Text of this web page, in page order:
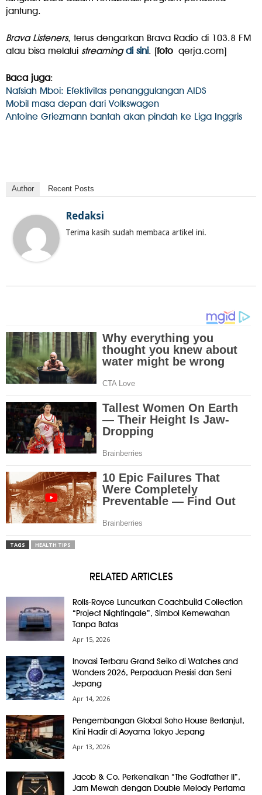
jantung.
Brava Listeners, terus dengarkan Brava Radio di 103.8 FM
atau bisa melalui streaming di sini. [foto qerja.com]
Baca juga:
Nafsiah Mboi: Efektivitas penanggulangan AIDS
Mobil masa depan dari Volkswagen
Antoine Griezmann bantah akan pindah ke Liga Inggris
Author Recent Posts
Redaksi
Terima kasih sudah membaca artikel ini.
TAGS HEALTH TIPS
RELATED ARTICLES
Rolls-Royce Luncurkan Coachbuild Collection
“Project Nightingale”, Simbol Kemewahan
Tanpa Batas
Apr 15, 2026
Inovasi Terbaru Grand Seiko di Watches and
Wonders 2026, Perpaduan Presisi dan Seni
Jepang
Apr 14, 2026
Pengembangan Global Soho House Berlanjut,
Kini Hadir di Aoyama Tokyo Jepang
Apr 13, 2026
Jacob & Co. Perkenalkan “The Godfather II”,
Jam Mewah dengan Double Melody Pertama